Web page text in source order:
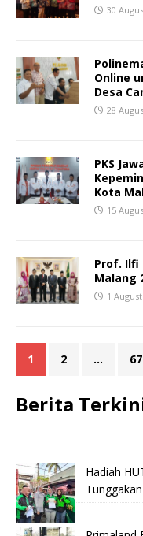
30
Online
Desa
28
PKS
Kota
15
Prof. Ilfi
Malang
1
1 2 … 67
Berita
Hadiah